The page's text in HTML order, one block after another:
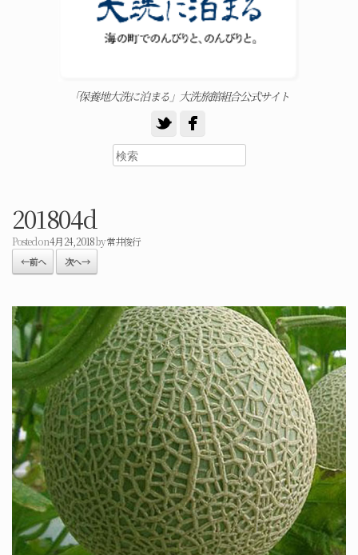
「保養地大洗に泊まる」大洗旅館組合公式サイト
201804d
Posted on4月 24, 2018by常井俊行
← 前へ 次へ →